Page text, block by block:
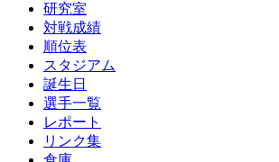
研究室
対戦成績
順位表
スタジアム
誕生日
選手一覧
レポート
リンク集